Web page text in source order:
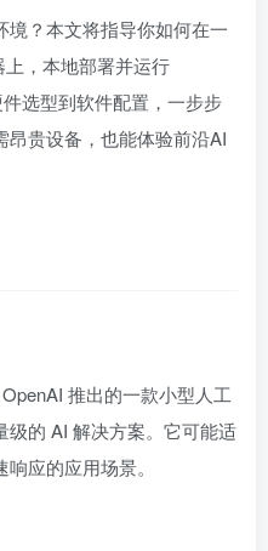
？本文将指导你如何在一
，本地部署并运行
选型到软件配置，一步步
贵设备，也能体验前沿AI
推出的一款小型人工
级的 AI 解决方案。它可能适
应的应用场景。